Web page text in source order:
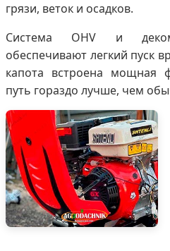
грязи, веток и осадков.
Система OHV и
обеспечивают легкий пуск
капота встроена мощная
путь гораздо лучше, чем